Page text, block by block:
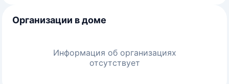
Организации в доме
Информация об организациях
отсутствует